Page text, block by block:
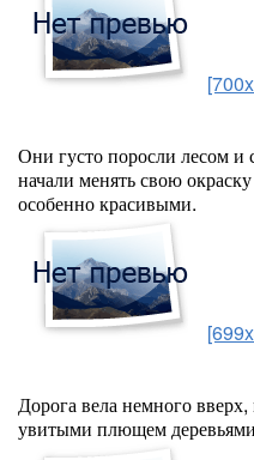
Они густо поросли лесом и
начали менять свою
особенно красивыми.
Дорога вела немного
увитыми плющем